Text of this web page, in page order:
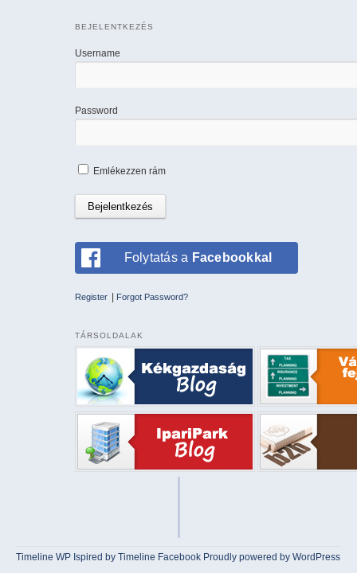
BEJELENTKEZÉS
Username
Password
Emlékezzen rám
Folytatás a Facebookkal
Register Forgot Password?
TÁRSOLDALAK
Timeline WP Ispired byTimeline Facebook Proudly powered by WordPress